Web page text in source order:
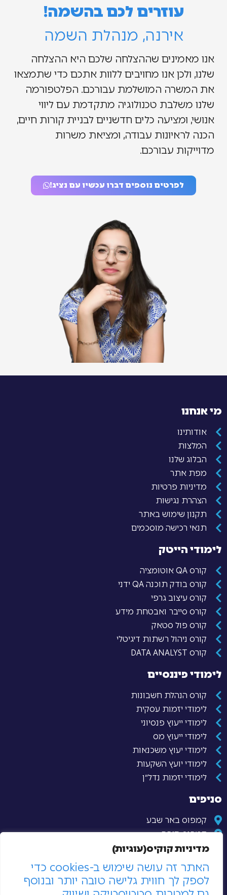
מדיניות קוקיס(עוגיות)
האתר זה עושה שימוש ב-cookies כדי
לספק לך חווית גלישה טובה יותר ובנוסף
עוזרים לכם בהשמה!
אירנה, מנהלת השמה
אנו מאמינים שההצלחה שלכם היא ההצלחה
שלנו, ולכן אנו מחויבים ללוות אתכם כדי שתמצאו
את המשרה המושלמת עבורכם. הפלטפורמה
שלנו משלבת טכנולוגיה מתקדמת עם ליווי
אנושי, ומציעה כלים חדשניים לבניית קורות חיים,
הכנה לראיונות עבודה, ומציאת משרות
מדוייקות עבורכם.
לפרטים נוספים דברו עכשיו עם נציג!
מי אנחנו
אודותינו
המלצות
הבלוג שלנו
מפת אתר
מדיניות פרטיות
הצהרת נגישות
תקנון שימוש באתר
תנאי רכישה מוסכמים
לימודי הייטק
קורס QA אוטומציה
קורס בודק תוכנה QA ידני
קורס עיצוב גרפי
קורס סייבר ואבטחת מידע
קורס פול סטאק
קורס ניהול רשתות דיגיטלי
קורס DATA ANALYST
לימודי פיננסיים
קורס הנהלת חשבונות
לימודי יזמות עסקית
לימודי ייעוץ פנסיוני
לימודי ייעוץ מס
לימודי יעוץ משכנאות
לימודי יועץ השקעות
לימודי יזמות נדל״ן
סניפים
קמפוס באר שבע
קמפוס חיפה
קמפוס נס ציונה
קמפוס ירושלים